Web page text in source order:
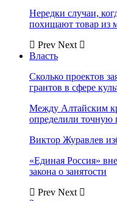
Нередки случаи,
похищают товар из
Prev Next
Власть
Сколько проектов
грантов в сфере
Между Алтайским
определили точную
Виктор Журавлев
«Единая Россия»
закона о занятости
Prev Next